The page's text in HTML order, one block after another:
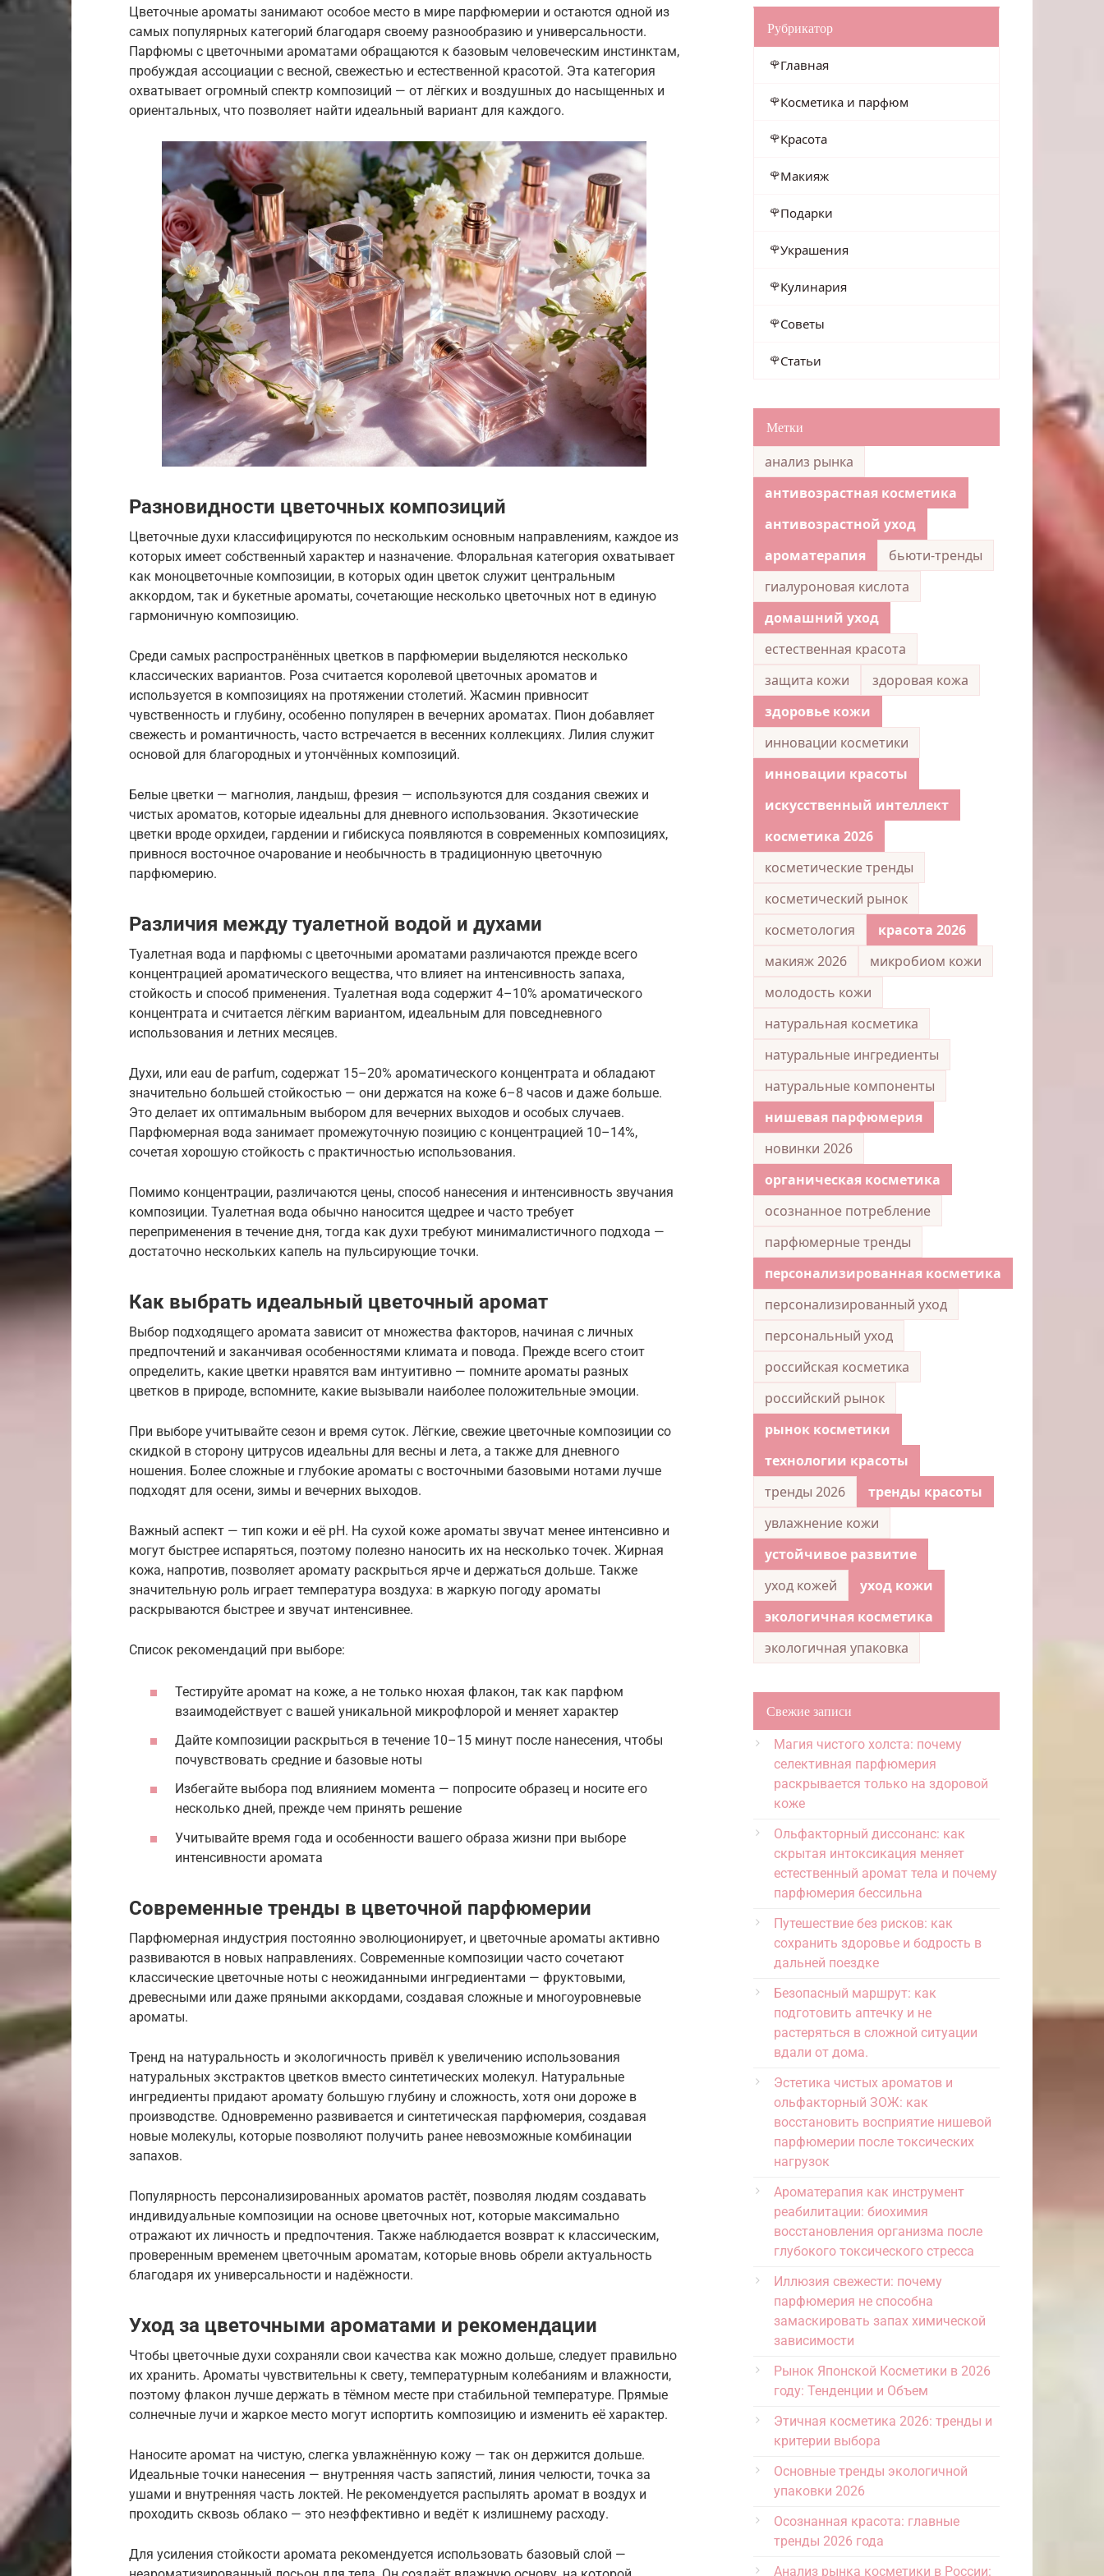
Цветочные ароматы занимают особое место в мире парфюмерии и остаются одной из
самых популярных категорий благодаря своему разнообразию и универсальности.
Парфюмы с цветочными ароматами обращаются к базовым человеческим инстинктам,
пробуждая ассоциации с весной, свежестью и естественной красотой. Эта категория
охватывает огромный спектр композиций — от лёгких и воздушных до насыщенных и
ориентальных, что позволяет найти идеальный вариант для каждого.
Разновидности цветочных композиций
Цветочные духи классифицируются по нескольким основным направлениям, каждое из
которых имеет собственный характер и назначение. Флоральная категория охватывает
как моноцветочные композиции, в которых один цветок служит центральным
аккордом, так и букетные ароматы, сочетающие несколько цветочных нот в единую
гармоничную композицию.
Среди самых распространённых цветков в парфюмерии выделяются несколько
классических вариантов. Роза считается королевой цветочных ароматов и
используется в композициях на протяжении столетий. Жасмин привносит
чувственность и глубину, особенно популярен в вечерних ароматах. Пион добавляет
свежесть и романтичность, часто встречается в весенних коллекциях. Лилия служит
основой для благородных и утончённых композиций.
Белые цветки — магнолия, ландыш, фрезия — используются для создания свежих и
чистых ароматов, которые идеальны для дневного использования. Экзотические
цветки вроде орхидеи, гардении и гибискуса появляются в современных композициях,
привнося восточное очарование и необычность в традиционную цветочную
парфюмерию.
Различия между туалетной водой и духами
Туалетная вода и парфюмы с цветочными ароматами различаются прежде всего
концентрацией ароматического вещества, что влияет на интенсивность запаха,
стойкость и способ применения. Туалетная вода содержит 4–10% ароматического
концентрата и считается лёгким вариантом, идеальным для повседневного
использования и летних месяцев.
Духи, или eau de parfum, содержат 15–20% ароматического концентрата и обладают
значительно большей стойкостью — они держатся на коже 6–8 часов и даже больше.
Это делает их оптимальным выбором для вечерних выходов и особых случаев.
Парфюмерная вода занимает промежуточную позицию с концентрацией 10–14%,
сочетая хорошую стойкость с практичностью использования.
Помимо концентрации, различаются цены, способ нанесения и интенсивность звучания
композиции. Туалетная вода обычно наносится щедрее и часто требует
переприменения в течение дня, тогда как духи требуют минималистичного подхода —
достаточно нескольких капель на пульсирующие точки.
Как выбрать идеальный цветочный аромат
Выбор подходящего аромата зависит от множества факторов, начиная с личных
предпочтений и заканчивая особенностями климата и повода. Прежде всего стоит
определить, какие цветки нравятся вам интуитивно — помните ароматы разных
цветков в природе, вспомните, какие вызывали наиболее положительные эмоции.
При выборе учитывайте сезон и время суток. Лёгкие, свежие цветочные композиции со
скидкой в сторону цитрусов идеальны для весны и лета, а также для дневного
ношения. Более сложные и глубокие ароматы с восточными базовыми нотами лучше
подходят для осени, зимы и вечерних выходов.
Важный аспект — тип кожи и её pH. На сухой коже ароматы звучат менее интенсивно и
могут быстрее испаряться, поэтому полезно наносить их на несколько точек. Жирная
кожа, напротив, позволяет аромату раскрыться ярче и держаться дольше. Также
значительную роль играет температура воздуха: в жаркую погоду ароматы
раскрываются быстрее и звучат интенсивнее.
Список рекомендаций при выборе:
Тестируйте аромат на коже, а не только нюхая флакон, так как парфюм
взаимодействует с вашей уникальной микрофлорой и меняет характер
Дайте композиции раскрыться в течение 10–15 минут после нанесения, чтобы
почувствовать средние и базовые ноты
Избегайте выбора под влиянием момента — попросите образец и носите его
несколько дней, прежде чем принять решение
Учитывайте время года и особенности вашего образа жизни при выборе
интенсивности аромата
Современные тренды в цветочной парфюмерии
Парфюмерная индустрия постоянно эволюционирует, и цветочные ароматы активно
развиваются в новых направлениях. Современные композиции часто сочетают
классические цветочные ноты с неожиданными ингредиентами — фруктовыми,
древесными или даже пряными аккордами, создавая сложные и многоуровневые
ароматы.
Тренд на натуральность и экологичность привёл к увеличению использования
натуральных экстрактов цветков вместо синтетических молекул. Натуральные
ингредиенты придают аромату большую глубину и сложность, хотя они дороже в
производстве. Одновременно развивается и синтетическая парфюмерия, создавая
новые молекулы, которые позволяют получить ранее невозможные комбинации
запахов.
Популярность персонализированных ароматов растёт, позволяя людям создавать
индивидуальные композиции на основе цветочных нот, которые максимально
отражают их личность и предпочтения. Также наблюдается возврат к классическим,
проверенным временем цветочным ароматам, которые вновь обрели актуальность
благодаря их универсальности и надёжности.
Уход за цветочными ароматами и рекомендации
Чтобы цветочные духи сохраняли свои качества как можно дольше, следует правильно
их хранить. Ароматы чувствительны к свету, температурным колебаниям и влажности,
поэтому флакон лучше держать в тёмном месте при стабильной температуре. Прямые
солнечные лучи и жаркое место могут испортить композицию и изменить её характер.
Наносите аромат на чистую, слегка увлажнённую кожу — так он держится дольше.
Идеальные точки нанесения — внутренняя часть запястий, линия челюсти, точка за
ушами и внутренняя часть локтей. Не рекомендуется распылять аромат в воздух и
проходить сквозь облако — это неэффективно и ведёт к излишнему расходу.
Для усиления стойкости аромата рекомендуется использовать базовый слой —
Рубрикатор
Главная
Косметика и парфюм
Красота
Макияж
Подарки
Украшения
Кулинария
Советы
Статьи
Метки
анализ рынка
антивозрастная косметика
антивозрастной уход
ароматерапия
бьюти-тренды
гиалуроновая кислота
домашний уход
естественная красота
защита кожи
здоровая кожа
здоровье кожи
инновации косметики
инновации красоты
искусственный интеллект
косметика 2026
косметические тренды
косметический рынок
косметология
красота 2026
макияж 2026
микробиом кожи
молодость кожи
натуральная косметика
натуральные ингредиенты
натуральные компоненты
нишевая парфюмерия
новинки 2026
органическая косметика
осознанное потребление
парфюмерные тренды
персонализированная косметика
персонализированный уход
персональный уход
российская косметика
российский рынок
рынок косметики
технологии красоты
тренды 2026
тренды красоты
увлажнение кожи
устойчивое развитие
уход кожей
уход кожи
экологичная косметика
экологичная упаковка
Свежие записи
Магия чистого холста: почему
селективная парфюмерия
раскрывается только на здоровой
коже
Ольфакторный диссонанс: как
скрытая интоксикация меняет
естественный аромат тела и почему
парфюмерия бессильна
Путешествие без рисков: как
сохранить здоровье и бодрость в
дальней поездке
Безопасный маршрут: как
подготовить аптечку и не
растеряться в сложной ситуации
вдали от дома.
Эстетика чистых ароматов и
ольфакторный ЗОЖ: как
восстановить восприятие нишевой
парфюмерии после токсических
нагрузок
Ароматерапия как инструмент
реабилитации: биохимия
восстановления организма после
глубокого токсического стресса
Иллюзия свежести: почему
парфюмерия не способна
замаскировать запах химической
зависимости
Рынок Японской Косметики в 2026
году: Тенденции и Объем
Этичная косметика 2026: тренды и
критерии выбора
Основные тренды экологичной
упаковки 2026
Осознанная красота: главные
тренды 2026 года
Анализ рынка косметики в России: